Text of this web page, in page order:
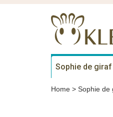
Sophie de giraf
Home > Sophie de